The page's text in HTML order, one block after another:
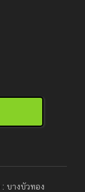
บางบัวทอง